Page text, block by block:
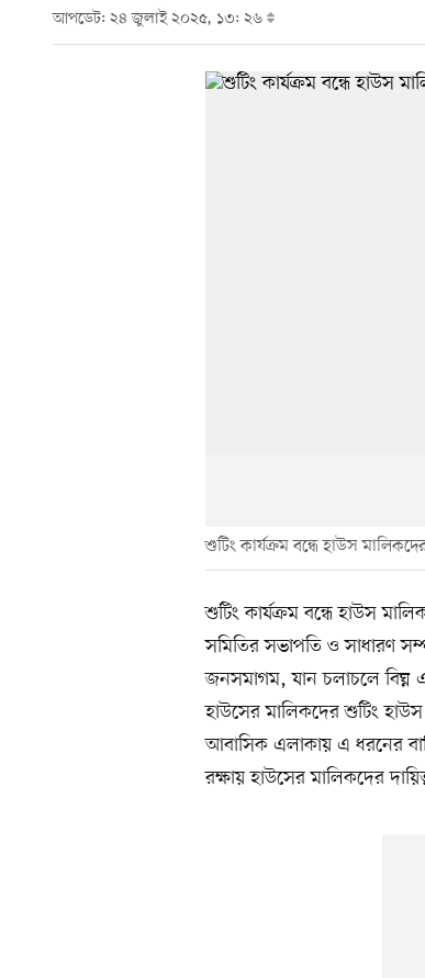
আপডেট: ২৪ জুলাই ২০২৫, ১৩: ২৬
শুটিং কার্যক্রম বন্ধে হাউস
শুটিং কার্যক্রম বন্ধে হাউস
সমিতির সভাপতি ও সাধারণ
জনসমাগম, যান চলাচলে বিঘ্ন
হাউসের মালিকদের শুটিং
আবাসিক এলাকায় এ ধরনের
রক্ষায় হাউসের মালিকদের